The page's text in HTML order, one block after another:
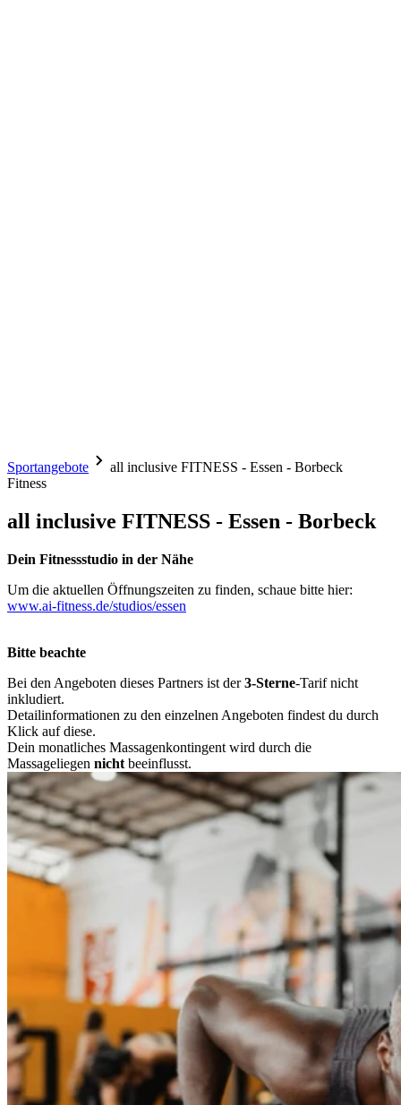
Sportangebote
all inclusive FITNESS - Essen - Borbeck
Fitness
all inclusive FITNESS - Essen - Borbeck
Dein Fitnessstudio in der Nähe
Um die aktuellen Öffnungszeiten zu finden, schaue bitte hier:
www.ai-fitness.de/studios/essen
Bitte beachte
Bei den Angeboten dieses Partners ist der3-Sterne-Tarif nicht
inkludiert.
Detailinformationen zu den einzelnen Angeboten findest du durch
Klick auf diese.
Dein monatliches Massagenkontingent wird durch die
Massageliegen nicht beeinflusst.